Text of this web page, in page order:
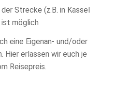
Strecke (z.B. in Kassel
ist möglich
eine Eigenan- und/oder
Hier erlassen wir euch je
Reisepreis.